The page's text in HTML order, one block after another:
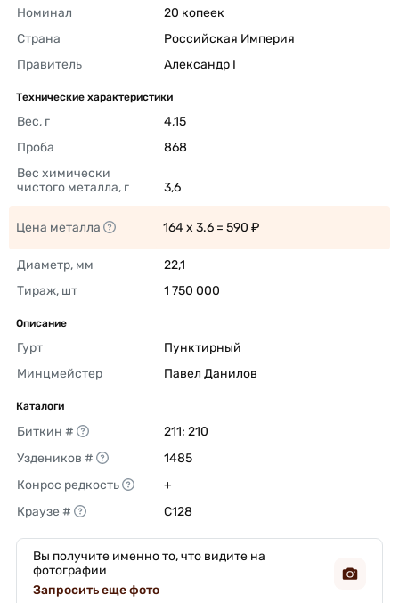
Номинал
20 копеек
Страна
Российская Империя
Правитель
Александр I
Технические характеристики
Вес, г
4,15
Проба
868
Вес химически
чистого металла, г
3,6
Цена металла 164 x 3.6 = 590 ₽
Диаметр, мм
22,1
Тираж, шт
1 750 000
Описание
Гурт
Пунктирный
Минцмейстер
Павел Данилов
Каталоги
Биткин #
211; 210
Уздеников #
1485
Конрос редкость
+
Краузе #
C128
Вы получите именно то, что видите на
фотографии
Запросить еще фото